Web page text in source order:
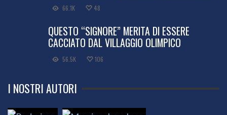
66.1K 48
QUESTO “SIGNORE” MERITA DI ESSERE
CACCIATO DAL VILLAGGIO OLIMPICO
56.5K 106
I NOSTRI AUTORI